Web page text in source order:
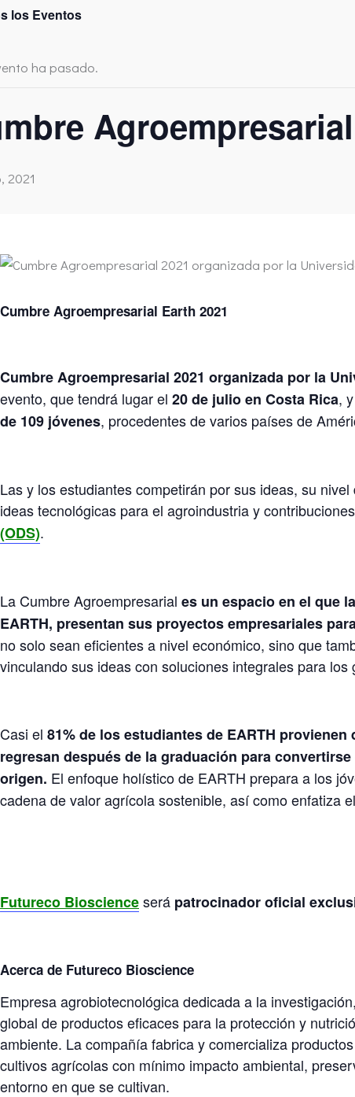
los Eventos
ha pasado.
2021
Cumbre Agroempresarial Earth 2021
Cumbre Agroempresarial 2021 organizada por la
evento, que tendrá lugar el 20 de julio en Costa Rica,
de 109 jóvenes, procedentes de varios países de
Las y los estudiantes competirán por sus ideas, su
ideas tecnológicas para el agroindustria y
(ODS).
La Cumbre Agroempresarial es un espacio en el que
EARTH, presentan sus proyectos empresariales
no solo sean eficientes a nivel económico, sino que
vinculando sus ideas con soluciones integrales para
Casi el 81% de los estudiantes de EARTH
regresan después de la graduación para
origen. El enfoque holístico de EARTH prepara a los
cadena de valor agrícola sostenible, así como enfatiza
Futureco Bioscienceserá patrocinador oficial
Acerca de Futureco Bioscience
Empresa agrobiotecnológica dedicada a la
global de productos eficaces para la protección y
ambiente. La compañía fabrica y comercializa
cultivos agrícolas con mínimo impacto ambiental,
entorno en que se cultivan.